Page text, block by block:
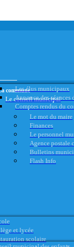
commune
Le conseil municipal
Les élus municipaux
Annonce des
Comptes rendus du
Le mot du maire
Finances
Le personnel
Agence postale
Bulletins
Flash Info
et lycée
scolaire